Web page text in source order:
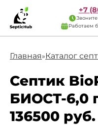
+7
Звоните
Работаем
Главная»Каталог
Септик
БИОСТ-6,0
136500 руб.